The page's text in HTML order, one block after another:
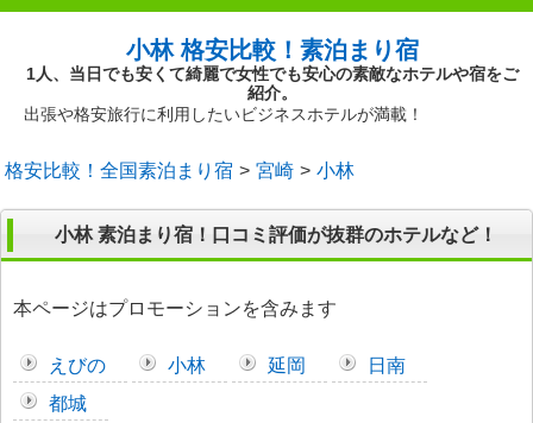
小林 格安比較！素泊まり宿
1人、当日でも安くて綺麗で女性でも安心の素敵なホテルや宿をご
紹介。
出張や格安旅行に利用したいビジネスホテルが満載！
格安比較！全国素泊まり宿 宮崎 小林
小林 素泊まり宿！口コミ評価が抜群のホテルなど！
本ページはプロモーションを含みます
えびの 小林 延岡
日南
都城